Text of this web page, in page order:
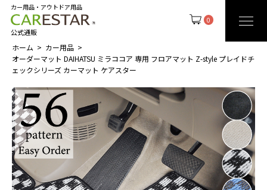
0
カー用品・アウトドア用品
公式通販
ホーム
カー用品
オーダーマット DAIHATSU ミラココア 専用 フロアマット Z-style プレイドチ
ェックシリーズ カーマット ケアスター